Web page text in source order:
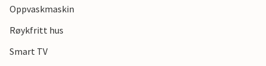
Oppvaskmaskin
Røykfritt hus
Smart TV